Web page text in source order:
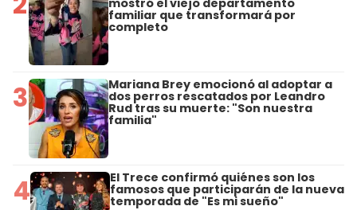
familiar que transformará por
completo
3 Mariana Brey emocionó al adoptar a
dos perros rescatados por Leandro
Rud tras su muerte: "Son nuestra
familia"
4 El Trece confirmó quiénes son los
famosos que participarán de la nueva
temporada de "Es mi sueño"